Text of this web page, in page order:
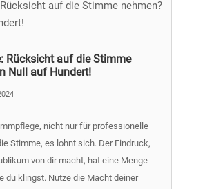
Rücksicht auf die Stimme
Null auf Hundert!
nicht nur für professionelle
Stimme, es lohnt sich. Der Eindruck,
von dir macht, hat eine Menge
du klingst. Nutze die Macht deiner